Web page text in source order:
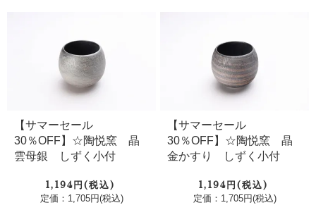
【サマーセール
30％OFF】☆陶悦窯 晶
雲母銀 しずく小付
1,194円(税込)
定価：1,705円(税込)
【サマーセール
30％OFF】☆陶悦窯 晶
金かすり しずく小付
1,194円(税込)
定価：1,705円(税込)